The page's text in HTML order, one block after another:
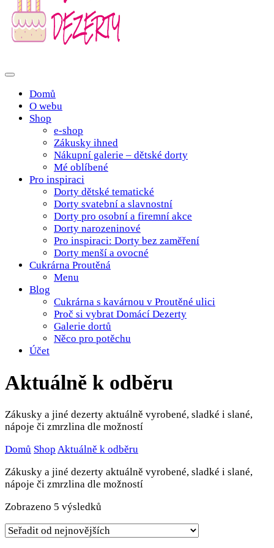
domacidezerty.cz
Domů
O webu
Shop
e-shop
Zákusky ihned
Nákupní galerie – dětské dorty
Mé oblíbené
Pro inspiraci
Dorty dětské tematické
Dorty svatební a slavnostní
Dorty pro osobní a firemní akce
Dorty narozeninové
Pro inspiraci: Dorty bez zaměření
Dorty menší a ovocné
Cukrárna Proutěná
Menu
Blog
Cukrárna s kavárnou v Proutěné ulici
Proč si vybrat Domácí Dezerty
Galerie dortů
Něco pro potěchu
Účet
Aktuálně k odběru
Zákusky a jiné dezerty aktuálně vyrobené, sladké i slané,
nápoje či zmrzlina dle možností
Domů Shop Aktuálně k odběru
Zákusky a jiné dezerty aktuálně vyrobené, sladké i slané,
nápoje či zmrzlina dle možností
Zobrazeno 5 výsledků
nejnovějších